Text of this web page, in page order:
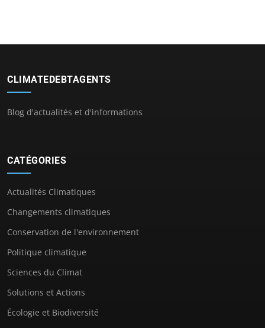
CLIMATEDEBTAGENTS
Blog d'actualités et d'informations
CATÉGORIES
Actualités Climatiques
Changements climatiques
Conservation de l'environnement
Politique climatique
Sciences du Climat
Solutions et Actions
Écologie et Biodiversité